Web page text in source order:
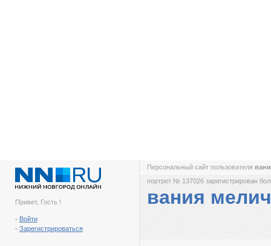
Привет, Гость !
- Войти
- Зарегистрироваться
Персональный сайт пользователя
портрет № 137026 зарегистрирован
вания